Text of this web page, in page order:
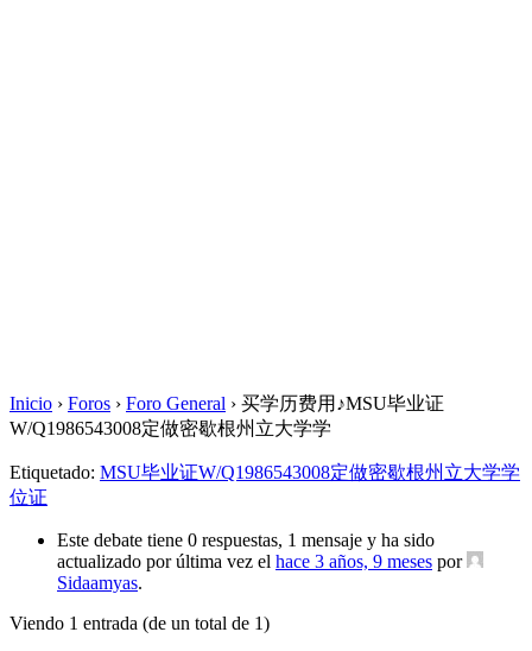
Inicio › Foros › Foro General › 买学历费用♪MSU毕业证
W/Q1986543008定做密歇根州立大学学
Etiquetado: MSU毕业证W/Q1986543008定做密歇根州立大学学
位证
Este debate tiene 0 respuestas, 1 mensaje y ha sido
actualizado por última vez el hace 3 años, 9 meses por
Sidaamyas.
Viendo 1 entrada (de un total de 1)